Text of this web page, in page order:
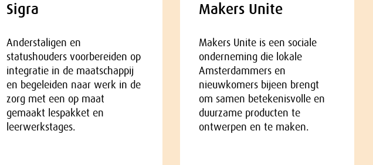
Sigra
Anderstaligen en
statushouders voorbereiden op
integratie in de maatschappij
en begeleiden naar werk in de
zorg met een op maat
gemaakt lespakket en
leerwerkstages.
Makers Unite
Makers Unite is een sociale
onderneming die lokale
Amsterdammers en
nieuwkomers bijeen brengt
om samen betekenisvolle en
duurzame producten te
ontwerpen en te maken.